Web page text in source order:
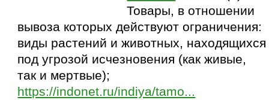
Товары, в отношении
вывоза которых действуют ограничения:
виды растений и животных, находящихся
под угрозой исчезновения (как живые,
так и мертвые);
https://indonet.ru/indiya/tamo...